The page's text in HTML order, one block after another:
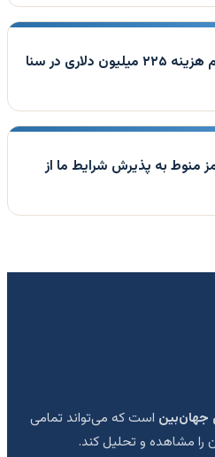
لایحه مهم ارز دیجیتال علیرغم هزینه ۲۲۵ میلیون دلاری در سنا
منوط به پذیرش شرایط ما از
جهان‌بین است که می‌تواند تمامی
را مشاهده و تحلیل کند.